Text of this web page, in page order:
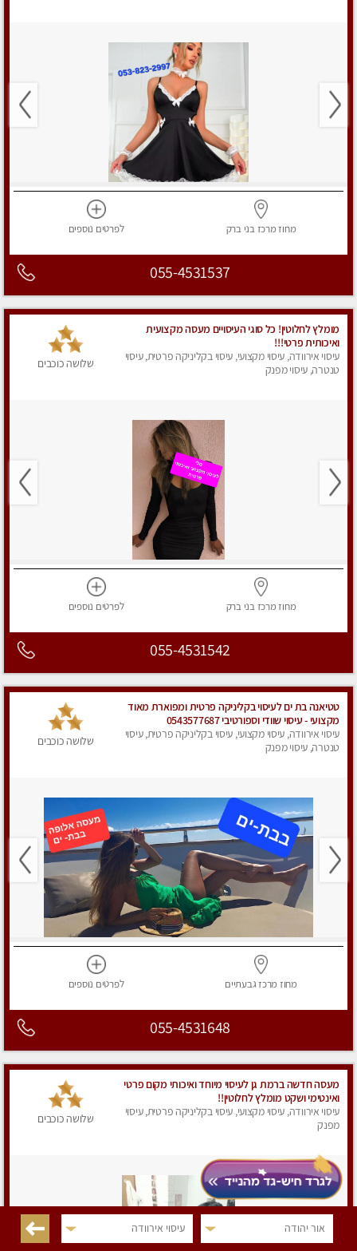
אור יהודה עיסוי אירוודה
מחוז מרכז בני ברק לפרטים נוספים
055-4531537
מומלץ לחלוטין! כל סוגי העיסויים מעסה מקצועית
ואיכותית פרטי!!!
עיסוי אירוודה, עיסוי מקצועי, עיסוי בקליניקה פרטית, עיסוי
טנטרה, עיסוי מפנק
שלושה כוכבים
מחוז מרכז בני ברק לפרטים נוספים
055-4531542
טטיאנה בת ים לעיסוי בקליניקה פרטית ומפוארת מאוד
מקצועי - עיסוי שוודי וספורטיבי 0543577687
עיסוי אירוודה, עיסוי מקצועי, עיסוי בקליניקה פרטית, עיסוי
טנטרה, עיסוי מפנק
שלושה כוכבים
מחוז מרכז גבעתיים לפרטים נוספים
055-4531648
מעסה חדשה ברמת גן לעיסוי מיוחד ואיכותי מקום פרטי
ואינטימי ושקט מומלץ לחלוטין!!
עיסוי אירוודה, עיסוי מקצועי, עיסוי בקליניקה פרטית, עיסוי
מפנק
שלושה כוכבים